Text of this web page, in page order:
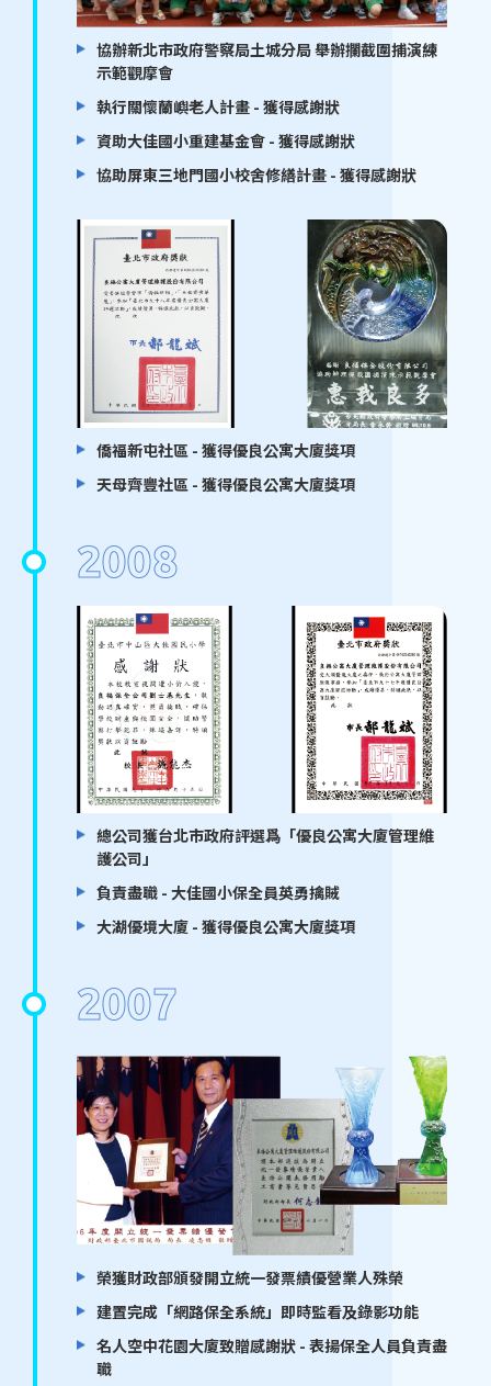
協辦新北市政府警察局土城分局 舉辦攔截圍捕演練
示範觀摩會
執行關懷蘭嶼老人計畫 - 獲得感謝狀
資助大佳國小重建基金會 - 獲得感謝狀
協助屏東三地門國小校舍修繕計畫 - 獲得感謝狀
僑福新屯社區 - 獲得優良公寓大廈獎項
天母齊豐社區 - 獲得優良公寓大廈獎項
2008
總公司獲台北市政府評選爲「優良公寓大廈管理維
護公司」
負責盡職 - 大佳國小保全員英勇擒賊
大湖優境大廈 - 獲得優良公寓大廈獎項
2007
榮獲財政部頒發開立統一發票績優營業人殊榮
建置完成「網路保全系統」即時監看及錄影功能
名人空中花園大廈致贈感謝狀 - 表揚保全人員負責盡
職